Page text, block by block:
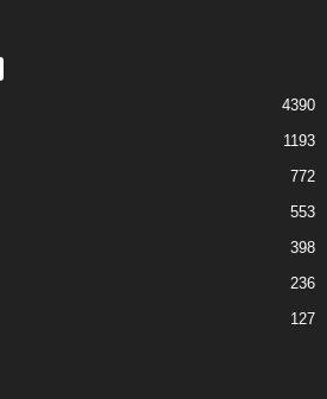
4390
1193
772
553
398
236
127